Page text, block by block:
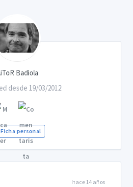
Badiola
desde 19/03/2012
personal
hace 14 años